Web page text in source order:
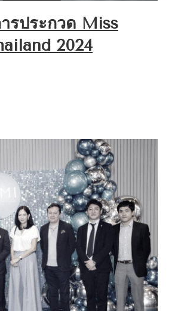
รประกวด Miss
2024